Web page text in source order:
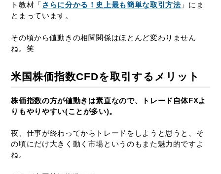
ト教材「 さらに分かる！史上最も簡単な取引方法」にま
とまっています。
その頃から値動きの相関関係はほとんど変わりません
ね。笑
米国株価指数CFDを取引するメリット
株価指数の方が値動きは素直なので、
トレード自体FXよ
りもやりやすい(ことが多い)。
夜、仕事が終わってからトレードをしようと思うと、そ
の頃にだけ大きく動く市場というのもまた魅力的ですよ
ね。